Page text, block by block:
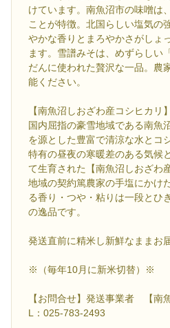
けています。南魚沼市の味噌は
ことが特徴。北国らしい塩気の
やかな香りとまろやかさがしょ
ます。雪譜みそは、めずらしい
だんに使われた贅沢な一品。農
能ください。
【南魚沼しおざわ産コシヒカリ】
国内屈指の豪雪地域である南魚
を源とした豊富で清涼な水とコ
特有の昼夜の寒暖差のある気候
て生育された【南魚沼しおざわ
地域の契約篤農家の手塩にかけ
る香り・つや・粘りは一段とひ
の逸品です。
発送直前に精米し新鮮なままお
※（毎年10月に新米切替）※
【お問合せ】発送事業者 【
L：025-783-2493